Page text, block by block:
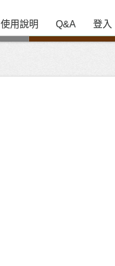
使用說明 Q&A 登入